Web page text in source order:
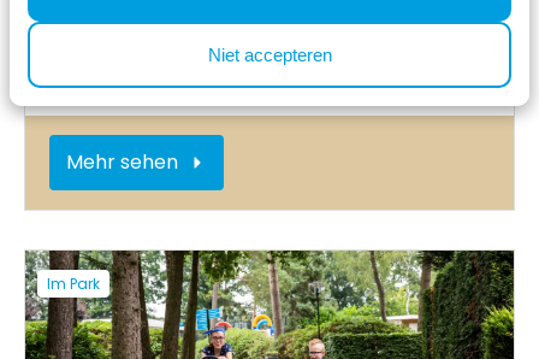
Niet accepteren
Animation in der Hauptsaison
Mehr sehen
Im Park